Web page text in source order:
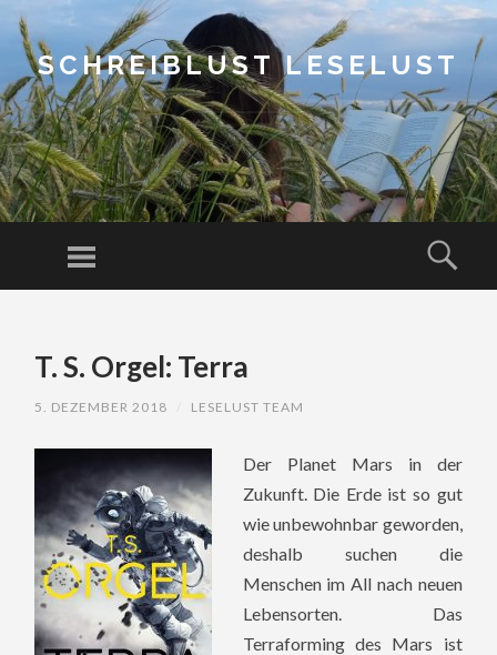
SCHREIBLUST LESELUST
Menu
CONTENTT. S. Orgel: Terra
5. DEZEMBER 2018 LESELUST TEAM
Der Planet Mars in der
Zukunft. Die Erde ist so gut
wie unbewohnbar geworden,
deshalb suchen die
Menschen im All nach neuen
Lebensorten. Das
Terraforming des Mars ist